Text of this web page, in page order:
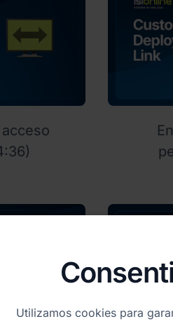
Utilizamos cookies para